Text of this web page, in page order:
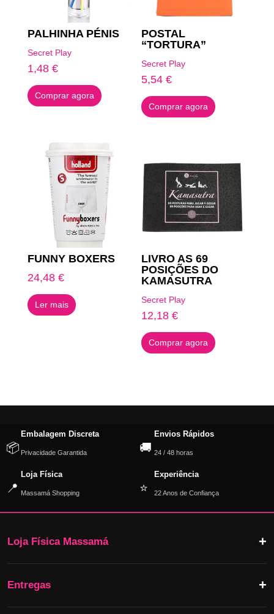
PALHINHA PÉNIS
Secret Play
1,48 €
Comprar agora
POSTAL
“TORTURA”
Secret Play
5,54€
Comprar agora
FUNNY BOXERS
24,48 €
Ler mais
LIVRO AS 69
POSIÇÕES DO
KAMASUTRA
Secret Play
12,18€
Comprar agora
📦
Embalagem Discreta
Privacidade Garantida 🚚
Envios Rápidos
24 / 48 horas
📍
Loja Física
Massamá Shopping ⭐
Experiência
22 Anos de Confiança
Loja Física Massamá
Entregas